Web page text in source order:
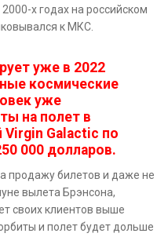
х годах на российском
к МКС.
уже в 2022
космические
уже
на полет в
Galactic по
000 долларов.
продажу билетов и даже не
вылета Брэнсона,
своих клиентов выше
и полет будет дольше